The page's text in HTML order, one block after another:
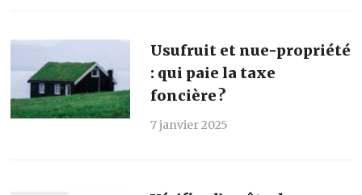
Usufruit et nue-propriété
: qui paie la taxe
foncière ?
7 janvier 2025